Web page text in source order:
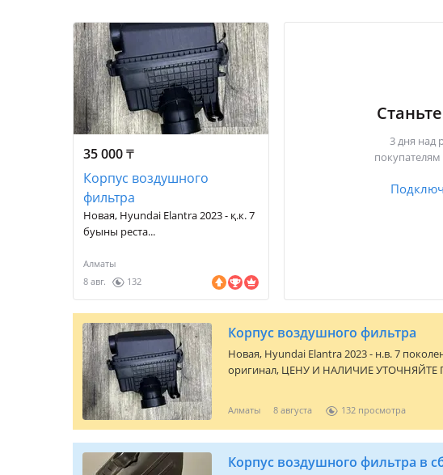
35 000₸
Корпус воздушного
фильтра
Новая, Hyundai Elantra 2023 - қ.к. 7
буыны реста...
Алматы
8 авг.
132
3 дня над
Корпус воздушного фильтра
Новая, Hyundai Elantra 2023 - н.в. 7
оригинал, ЦЕНУ И НАЛИЧИЕ УТОЧНЯЙТЕ
код модель и название или фото запчасти!
привезем с Эмиратов под заказ 5-10
Алматы 8 августа 132
Корпус воздушного фильтра в